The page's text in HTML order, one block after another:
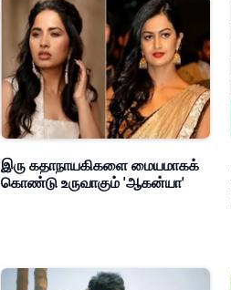
இரு கதாநாயகிகளை மையமாகக்
கொண்டு உருவாகும் 'ஆகன்யா'